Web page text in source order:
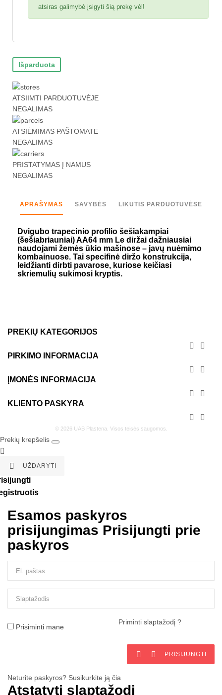
atsiras galimybė įsigyti šią prekę vėl!
Išparduota
ATSIIMTI PARDUOTUVĖJE
NEGALIMAS
ATSIĖMIMAS PAŠTOMATE
NEGALIMAS
PRISTATYMAS Į NAMUS
NEGALIMAS
APRAŠYMAS SAVYBĖS LIKUTIS PARDUOTUVĖSE
Dvigubo trapecinio profilio šešiakampiai
(šešiabriauniai) AA64 mm Le diržai dažniausiai
naudojami žemės ūkio mašinose – javų nuėmimo
kombainuose. Tai specifinė diržo konstrukcija,
leidžianti dirbti pavarose, kuriose keičiasi
skriemulių sukimosi kryptis.
PREKIŲ KATEGORIJOS


PIRKIMO INFORMACIJA


ĮMONĖS INFORMACIJA


KLIENTO PASKYRA


© 2026 UAB Plastena. Visos teisės saugomos.
Prekių krepšelis


UŽDARYTI
Esamos paskyros
prisijungimas Prisijungti prie
paskyros
Prisiminti mane
Priminti slaptažodį ?
  PRISIJUNGTI
Neturite paskyros? Susikurkite ją čia
Atstatyti slaptažodį